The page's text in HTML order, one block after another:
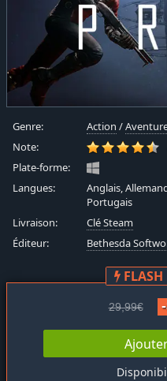
Genre: Action /
Note:
Plate-forme:
Langues:
Anglais,
Portugais
Livraison:
Clé Steam
Éditeur:
Bethesda
FLASH
29,99€